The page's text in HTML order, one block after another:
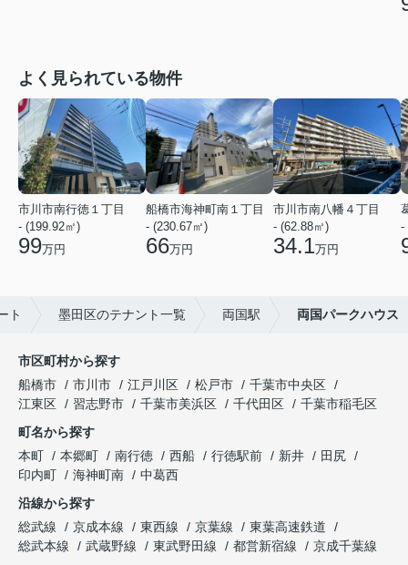
よく見られている物件
市川市南行徳１丁目
- (199.92㎡)
99万円
船橋市海神町南１丁目
- (230.67㎡)
66万円
市川市南八幡４丁目
- (62.88㎡)
34.1万円
-
ト 墨田区のテナント一覧 両国駅 両国パークハウス
市区町村から探す
船橋市
市川市 江戸川区 松戸市
千葉市中央区
江東区
習志野市 千葉市美浜区 千代田区
千葉市稲毛区
町名から探す
本町
本郷町 南行徳 西船 行徳駅前 新井
田尻
印内町
海神町南
中葛西
沿線から探す
総武線
京成本線 東西線 京葉線
東葉高速鉄道
総武本線
武蔵野線 東武野田線 都営新宿線
京成千葉線